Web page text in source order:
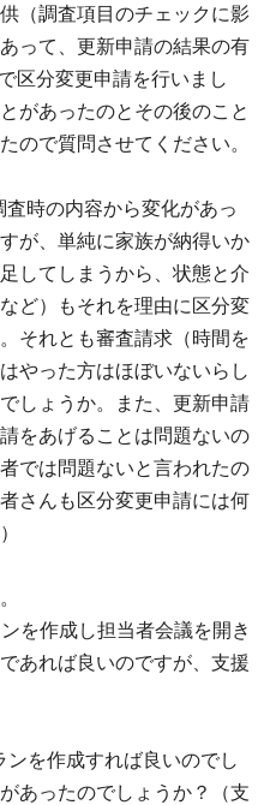
（調査項目のチェックに影
って、更新申請の結果の有
区分変更申請を行いまし
があったのとその後のこと
ので質問させてください。
時の内容から変化があっ
が、単純に家族が納得いか
してしまうから、状態と介
ど）もそれを理由に区分変
それとも審査請求（時間を
やった方はほぼいないらし
しょうか。また、更新申請
をあげることは問題ないの
では問題ないと言われたの
さんも区分変更申請には何
を作成し担当者会議を開き
あれば良いのですが、支援
を作成すれば良いのでし
あったのでしょうか？（支